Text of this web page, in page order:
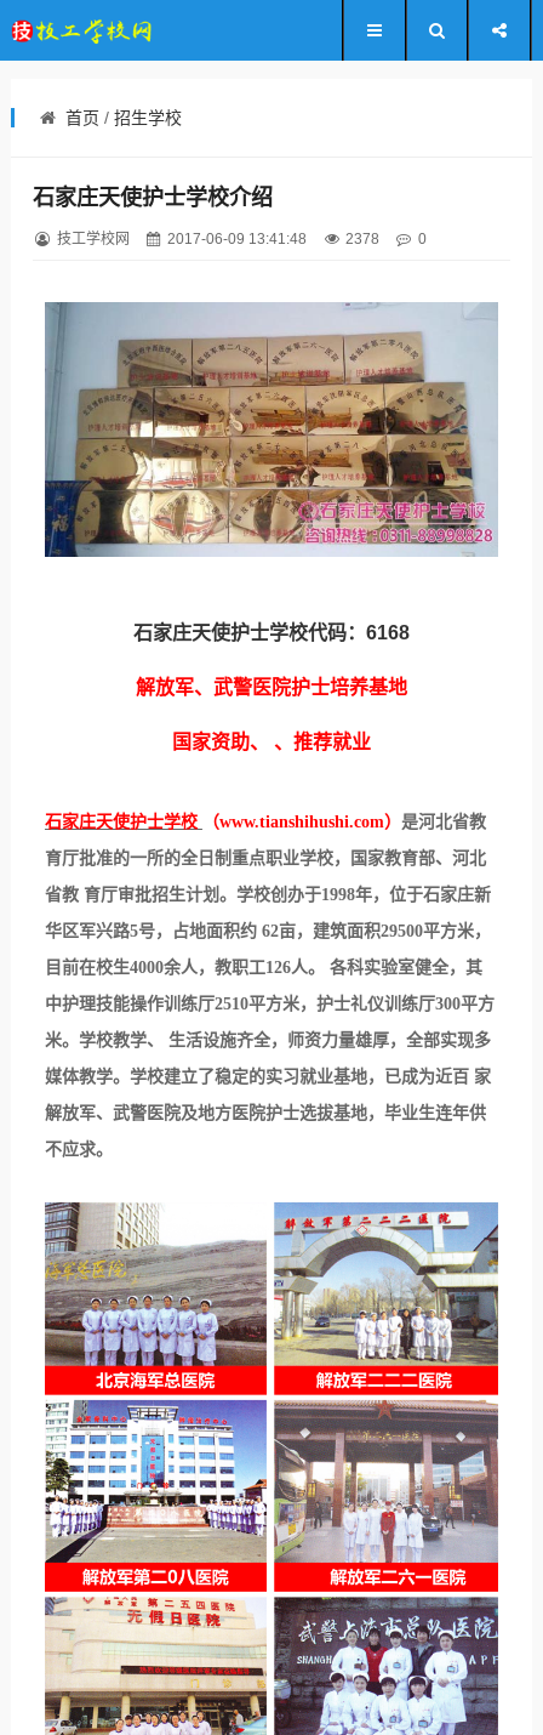
首页 / 招生学校
石家庄天使护士学校介绍
技工学校网 2017-06-09 13:41:48 2378 0
石家庄天使护士学校代码：6168
解放军、武警医院护士培养基地
国家资助、 、推荐就业
石家庄天使护士学校 （www.tianshihushi.com） 是河北省教
育厅批准的一所的全日制重点职业学校，国家教育部、河北
省教 育厅审批招生计划。学校创办于1998年，位于石家庄新
华区军兴路5号，占地面积约 62亩，建筑面积29500平方米，
目前在校生4000余人，教职工126人。 各科实验室健全，其
中护理技能操作训练厅2510平方米，护士礼仪训练厅300平方
米。学校教学、 生活设施齐全，师资力量雄厚，全部实现多
媒体教学。学校建立了稳定的实习就业基地，已成为近百 家
解放军、武警医院及地方医院护士选拔基地，毕业生连年供
不应求。